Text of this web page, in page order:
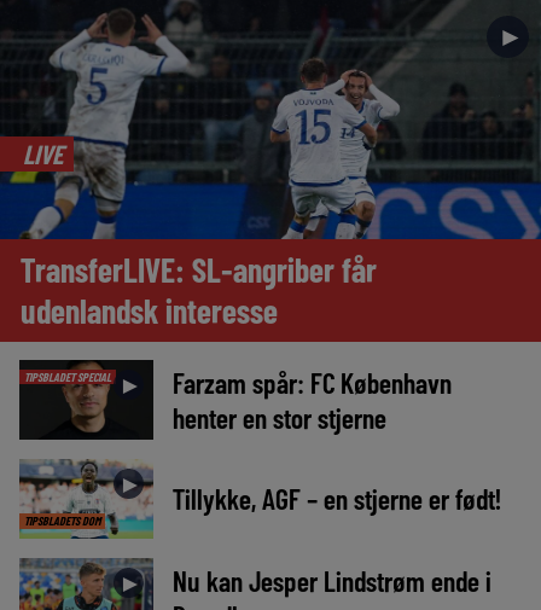
►
LIVE
TransferLIVE: SL-angriber får
udenlandsk interesse
TIPSBLADET SPECIAL ►
Farzam spår: FC København
henter en stor stjerne
TIPSBLADETS DOM
► Tillykke, AGF – en stjerne er født!
►
Nu kan Jesper Lindstrøm ende i